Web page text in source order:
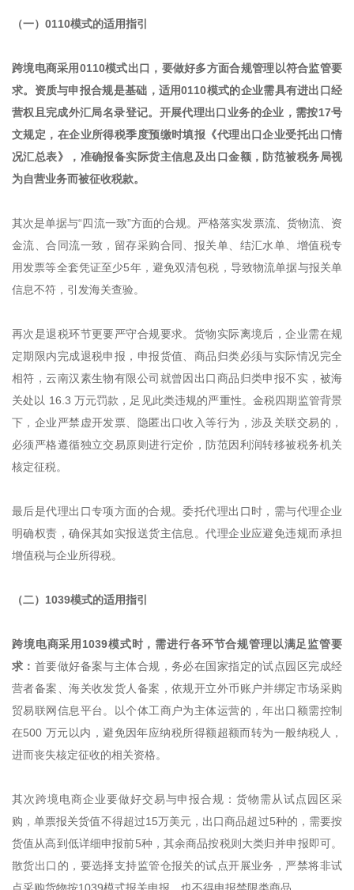
（一）0110模式的适用指引
跨境电商采用0110模式出口，要做好多方面合规管理以符合监管要
求。资质与申报合规是基础，适用0110模式的企业需具有进出口经
营权且完成外汇局名录登记。开展代理出口业务的企业，需按17号
文规定，在企业所得税季度预缴时填报《代理出口企业受托出口情
况汇总表》，准确报备实际货主信息及出口金额，防范被税务局视
为自营业务而被征收税款。
其次是单据与“四流一致”方面的合规。严格落实发票流、货物流、资
金流、合同流一致，留存采购合同、报关单、结汇水单、增值税专
用发票等全套凭证至少5年，避免双清包税，导致物流单据与报关单
信息不符，引发海关查验。
再次是退税环节更要严守合规要求。货物实际离境后，企业需在规
定期限内完成退税申报，申报货值、商品归类必须与实际情况完全
相符，云南汉素生物有限公司就曾因出口商品归类申报不实，被海
关处以 16.3 万元罚款，足见此类违规的严重性。金税四期监管背景
下，企业严禁虚开发票、隐匿出口收入等行为，涉及关联交易的，
必须严格遵循独立交易原则进行定价，防范因利润转移被税务机关
核定征税。
最后是代理出口专项方面的合规。委托代理出口时，需与代理企业
明确权责，确保其如实报送货主信息。代理企业应避免违规而承担
增值税与企业所得税。
（二）1039模式的适用指引
跨境电商采用1039模式时，需进行各环节合规管理以满足监管要
求： 首要做好备案与主体合规，务必在国家指定的试点园区完成经
营者备案、海关收发货人备案，依规开立外币账户并绑定市场采购
贸易联网信息平台。以个体工商户为主体运营的，年出口额需控制
在500 万元以内，避免因年应纳税所得额超额而转为一般纳税人，
进而丧失核定征收的相关资格。
其次跨境电商企业要做好交易与申报合规：货物需从试点园区采
购，单票报关货值不得超过15万美元，出口商品超过5种的，需要按
货值从高到低详细申报前5种，其余商品按税则大类归并申报即可。
散货出口的，要选择支持监管仓报关的试点开展业务，严禁将非试